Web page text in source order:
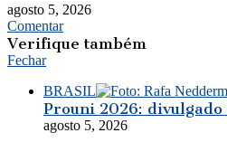
agosto 5, 2026
Comentar
Verifique também
Fechar
BRASIL
Prouni 2026: divulgado
agosto 5, 2026